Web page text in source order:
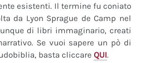
esistenti. Il termine fu coniato
da Lyon Sprague de Camp nel
di libri immaginario, creati
Se vuoi sapere un pò di
basta cliccare QUI.